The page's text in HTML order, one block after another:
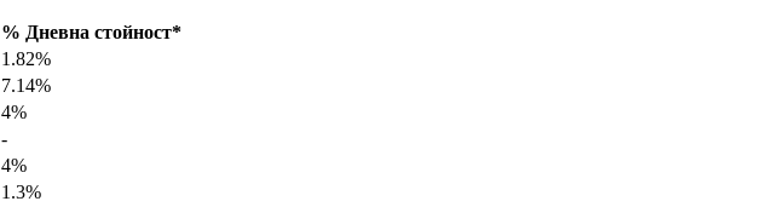
% Дневна стойност*
1.82%
7.14%
4%
-
4%
1.3%